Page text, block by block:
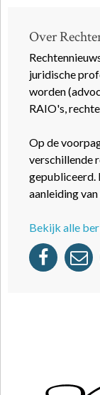
Over
juridische
worden
RAIO's,
Op de
verschillende
gepubliceerd.
aanleiding
Bekijk alle